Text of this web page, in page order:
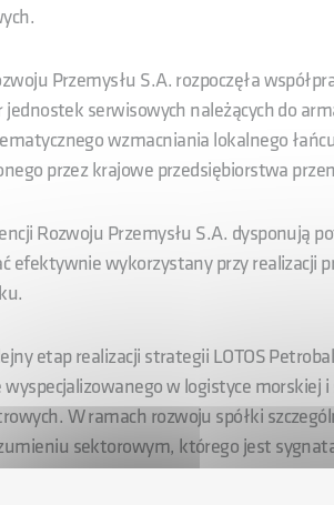
Przemysłu S.A. rozpoczęła
serwisowych należących do
wzmacniania lokalnego
przez krajowe przedsiębiorstwa
Rozwoju Przemysłu S.A. dysponują
efektywnie wykorzystany przy realizacji
etap realizacji strategii LOTOS
w logistyce
W ramach rozwoju spółki
sektorowym, którego jest
usług dla MEW.